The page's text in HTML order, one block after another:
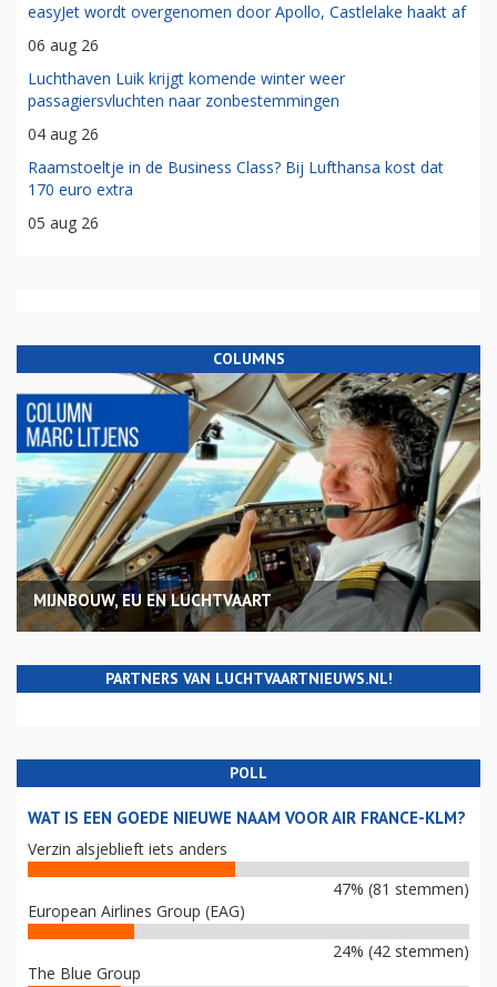
easyJet wordt overgenomen door Apollo, Castlelake haakt af
06 aug 26
Luchthaven Luik krijgt komende winter weer
passagiersvluchten naar zonbestemmingen
04 aug 26
Raamstoeltje in de Business Class? Bij Lufthansa kost dat
170 euro extra
05 aug 26
COLUMNS
MIJNBOUW, EU EN LUCHTVAART
PARTNERS VAN LUCHTVAARTNIEUWS.NL!
POLL
WAT IS EEN GOEDE NIEUWE NAAM VOOR AIR FRANCE-KLM?
Verzin alsjeblieft iets anders
47% (81 stemmen)
European Airlines Group (EAG)
24% (42 stemmen)
The Blue Group